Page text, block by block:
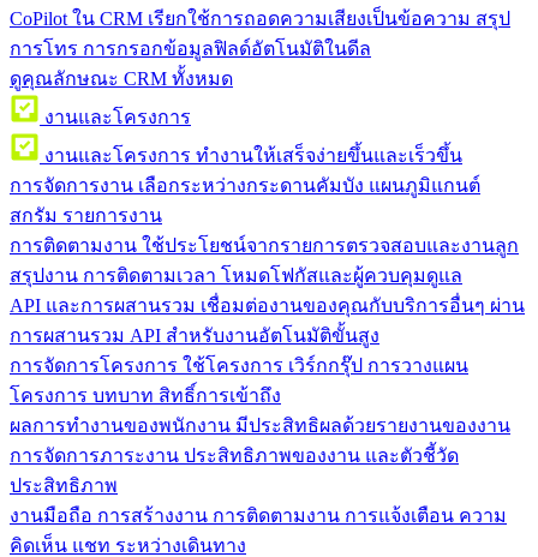
CoPilot ใน CRM เรียกใช้การถอดความเสียงเป็นข้อความ สรุป
การโทร การกรอกข้อมูลฟิลด์อัตโนมัติในดีล
ดูคุณลักษณะ CRM ทั้งหมด
งานและโครงการ
งานและโครงการ ทำงานให้เสร็จง่ายขึ้นและเร็วขึ้น
การจัดการงาน เลือกระหว่างกระดานคัมบัง แผนภูมิแกนต์
สกรัม รายการงาน
การติดตามงาน ใช้ประโยชน์จากรายการตรวจสอบและงานลูก
สรุปงาน การติดตามเวลา โหมดโฟกัสและผู้ควบคุมดูแล
API และการผสานรวม เชื่อมต่องานของคุณกับบริการอื่นๆ ผ่าน
การผสานรวม API สำหรับงานอัตโนมัติขั้นสูง
การจัดการโครงการ ใช้โครงการ เวิร์กกรุ๊ป การวางแผน
โครงการ บทบาท สิทธิ์การเข้าถึง
ผลการทำงานของพนักงาน มีประสิทธิผลด้วยรายงานของงาน
การจัดการภาระงาน ประสิทธิภาพของงาน และตัวชี้วัด
ประสิทธิภาพ
งานมือถือ การสร้างงาน การติดตามงาน การแจ้งเตือน ความ
คิดเห็น แชท ระหว่างเดินทาง